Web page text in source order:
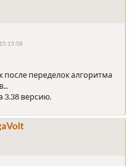
после переделок алгоритма
3.38 версию.